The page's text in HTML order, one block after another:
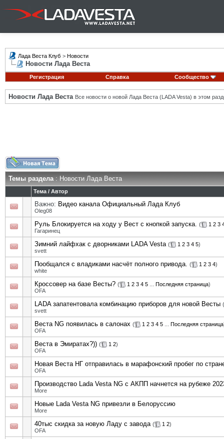
Лада Веста Клуб > Новости
Новости Лада Веста
Регистрация Справка Сообщество
Новости Лада Веста Все новости о новой Лада Веста (LADA Vesta) в этом
Темы раздела: Новости Лада Веста
Тема / Автор
Важно: Видео канала Официальный Лада Клуб
Oleg08
Руль Блокируется на ходу у Вест с кнопкой запуска. ( 1 2 3
Гагаринец
Зимний лайфхак с дворниками LADA Vesta ( 1 2 3 4 5)
svett
Пообщался с владиками насчёт полного привода. ( 1 2 3 4)
white
Кроссовер на базе Весты? ( 1 2 3 4 5 Последняя страница)
OFA
LADA запатентовала комбинацию приборов для новой Весты (
svett
Веста NG появилась в салонах ( 1 2 3 4 5 Последняя страница
OFA
Веста в Эмиратах?)) ( 1 2)
OFA
Новая Веста НГ отправилась в марафонский пробег по
OFA
Производство Lada Vesta NG с АКПП начнется на рубеже
More
Новые Lada Vesta NG привезли в Белоруссию
More
40тыс скидка за новую Ладу с завода ( 1 2)
OFA